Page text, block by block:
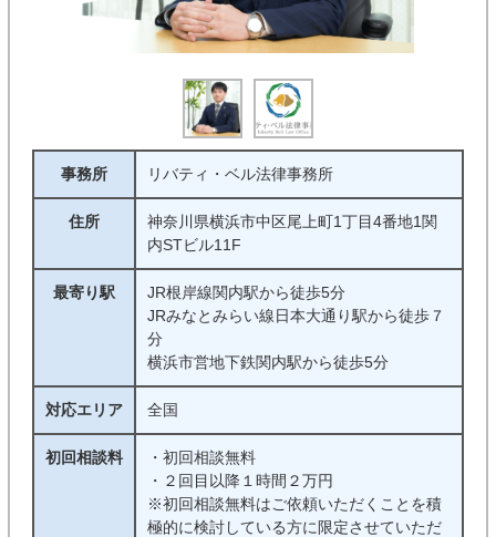
事務所 リバティ・ベル法律事務所
住所
神奈川県横浜市中区尾上町1丁目4番地1関
内STビル11F
最寄り駅
JR根岸線関内駅から徒歩5分
JRみなとみらい線日本大通り駅から徒歩７
分
横浜市営地下鉄関内駅から徒歩5分
対応エリア 全国
初回相談料
・初回相談無料
・２回目以降１時間２万円
※初回相談無料はご依頼いただくことを積
極的に検討している方に限定させていただ